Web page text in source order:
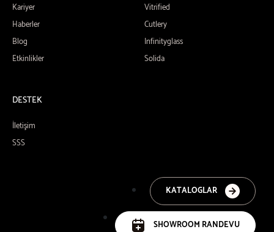
Kariyer
Haberler
Blog
Etkinlikler
Vitrified
Cutlery
Infinityglass
Solida
DESTEK
İletişim
SSS
KATALOGLAR
SHOWROOM RANDEVU